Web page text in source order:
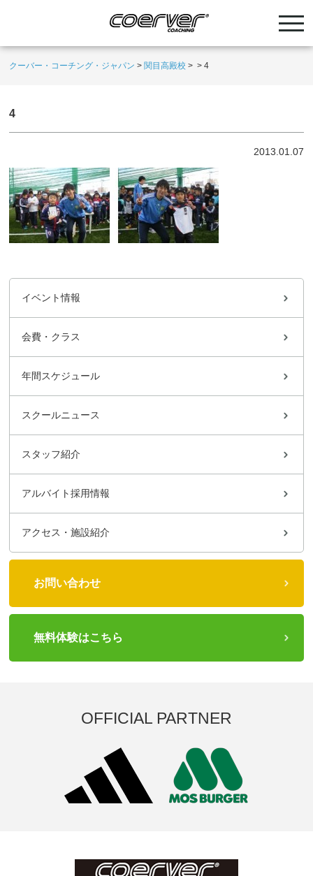
クーバー・コーチング・ジャパン > 関目高殿校 > >4
4
2013.01.07
イベント情報
会費・クラス
年間スケジュール
スクールニュース
スタッフ紹介
アルバイト採用情報
アクセス・施設紹介
お問い合わせ
無料体験はこちら
OFFICIAL PARTNER